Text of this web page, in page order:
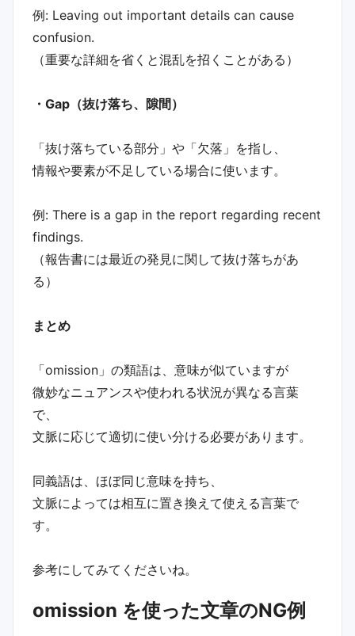
例: Leaving out important details can cause
confusion.
（重要な詳細を省くと混乱を招くことがある）
・Gap（抜け落ち、隙間）
「抜け落ちている部分」や「欠落」を指し、
情報や要素が不足している場合に使います。
例: There is a gap in the report regarding recent
findings.
（報告書には最近の発見に関して抜け落ちがあ
る）
まとめ
「omission」の類語は、意味が似ていますが
微妙なニュアンスや使われる状況が異なる言葉
で、
文脈に応じて適切に使い分ける必要があります。
同義語は、ほぼ同じ意味を持ち、
文脈によっては相互に置き換えて使える言葉で
す。
参考にしてみてくださいね。
omission を使った文章のNG例